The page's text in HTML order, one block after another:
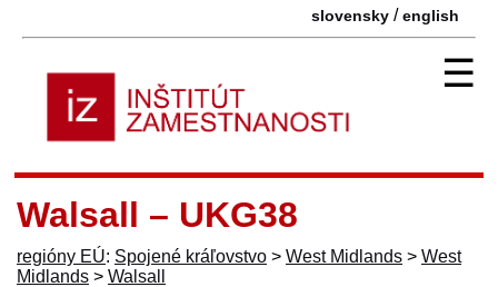
slovensky /english
☰
Walsall – UKG38
regióny EÚ: Spojené kráľovstvo > West Midlands > West
Midlands > Walsall